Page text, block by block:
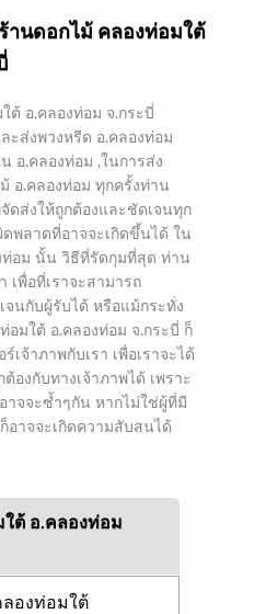
านดอกไม้ คลองท่อมใต้
ต้ อ.คลองท่อม จ.กระบี่
ะส่งพวงหรีด อ.คลองท่อม
อ.คลองท่อม ,ในการส่ง
อ.คลองท่อม ทุกครั้งท่าน
ดส่งให้ถูกต้องและชัดเจนทุก
ดพลาดที่อาจจะเกิดขึ้นได้ ใน
ท่อม นั้น วิธีที่รัดกุมที่สุด ท่าน
เพื่อที่เราจะสามารถ
จนกับผู้รับได้ หรือแม้กระทั่ง
อมใต้ อ.คลองท่อม จ.กระบี่ ก็
เจ้าภาพกับเรา เพื่อเราจะได้
องกับทางเจ้าภาพได้ เพราะ
าจจะซ้ำๆกัน หากไม่ใช่ผู้ที่มี
าจจะเกิดความสับสนได้
ต้ อ.คลองท่อม
ลองท่อมใต้